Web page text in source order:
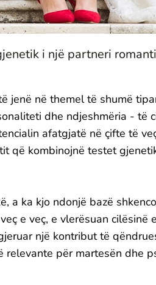
i një partneri
jenë në themel të shumë
dhe ndjeshmëria - të
afatgjatë në çifte të
që kombinojnë testet
a ka kjo ndonjë bazë
e veç, e vlerësuan cilësinë
një kontribut të
për martesën dhe